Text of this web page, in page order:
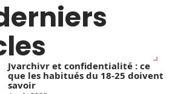
Jvarchivr et confidentialité : ce
que les habitués du 18-25 doivent
savoir